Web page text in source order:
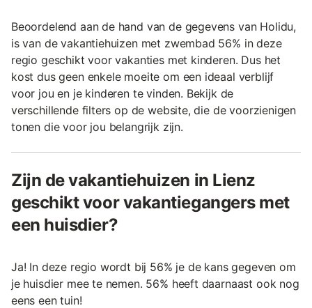
Beoordelend aan de hand van de gegevens van Holidu,
is van de vakantiehuizen met zwembad 56% in deze
regio geschikt voor vakanties met kinderen. Dus het
kost dus geen enkele moeite om een ideaal verblijf
voor jou en je kinderen te vinden. Bekijk de
verschillende filters op de website, die de voorzienigen
tonen die voor jou belangrijk zijn.
Zijn de vakantiehuizen in Lienz
geschikt voor vakantiegangers met
een huisdier?
Ja! In deze regio wordt bij 56% je de kans gegeven om
je huisdier mee te nemen. 56% heeft daarnaast ook nog
eens een tuin!